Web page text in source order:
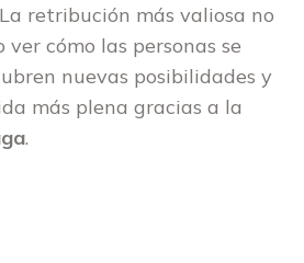
retribución más valiosa no
ver cómo las personas se
nuevas posibilidades y
más plena gracias a la
.